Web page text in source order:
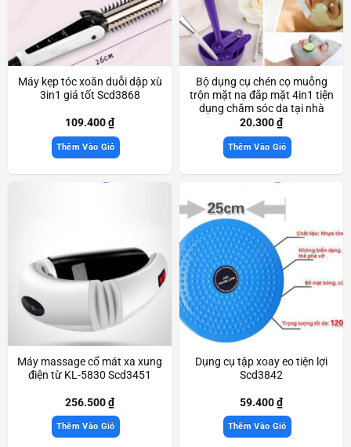
Máy kẹp tóc xoăn duỗi dập xù
3in1 giá tốt Scd3868
109.400₫
Thêm Vào Giỏ
Bộ dụng cụ chén cọ muỗng
trộn mặt nạ đắp mặt 4in1 tiện
dụng chăm sóc da tại nhà
Scd3580
20.300₫
Thêm Vào Giỏ
Máy massage cổ mát xa xung
điện từ KL-5830 Scd3451
256.500₫
Thêm Vào Giỏ
Dụng cụ tập xoay eo tiện lợi
Scd3842
59.400₫
Thêm Vào Giỏ